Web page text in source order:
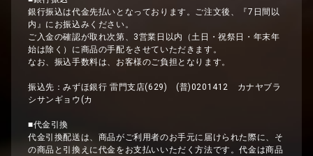
銀行振込は代金先払いとなっております。ご注文後、『7日間以
内』にお振込みください。
ご入金の確認が取れ次第、3営業日以内（土日・祝祭日・年末年
始は除く）に商品の手配をさせていただきます。
なお、振込手数料は、お客様のご負担となります。
振込先：みずほ銀行 雷門支店(629) (普)0201412 カナヤブラ
シサンギョウ(カ
■代金引換
代金引換配送は、商品がご利用者のお手元に届けられた際に、そ
の商品と引換えに代金をお支払いいただく方法です。代金は商品